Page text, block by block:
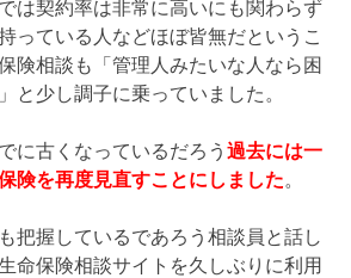
は契約率は非常に高いにも関わらず
っている人などほぼ皆無だというこ
険相談も「管理人みたいな人なら困
と少し調子に乗っていました。
に古くなっているだろう 過去には一
険を再度見直すことにしました。
把握しているであろう相談員と話し
命保険相談サイトを久しぶりに利用